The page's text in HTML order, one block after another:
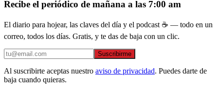
Recibe el periódico de mañana a las 7:00 am
El diario para hojear, las claves del día y el podcast ☕ — todo en un
correo, todos los días. Gratis, y te das de baja con un clic.
Suscribirme
Al suscribirte aceptas nuestro aviso de privacidad. Puedes darte de
baja cuando quieras.